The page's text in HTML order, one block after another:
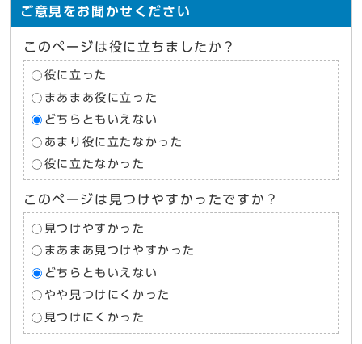
ご意見をお聞かせください
このページは役に立ちましたか？
役に立った
まあまあ役に立った
どちらともいえない
あまり役に立たなかった
役に立たなかった
このページは見つけやすかったですか？
見つけやすかった
まあまあ見つけやすかった
どちらともいえない
やや見つけにくかった
見つけにくかった